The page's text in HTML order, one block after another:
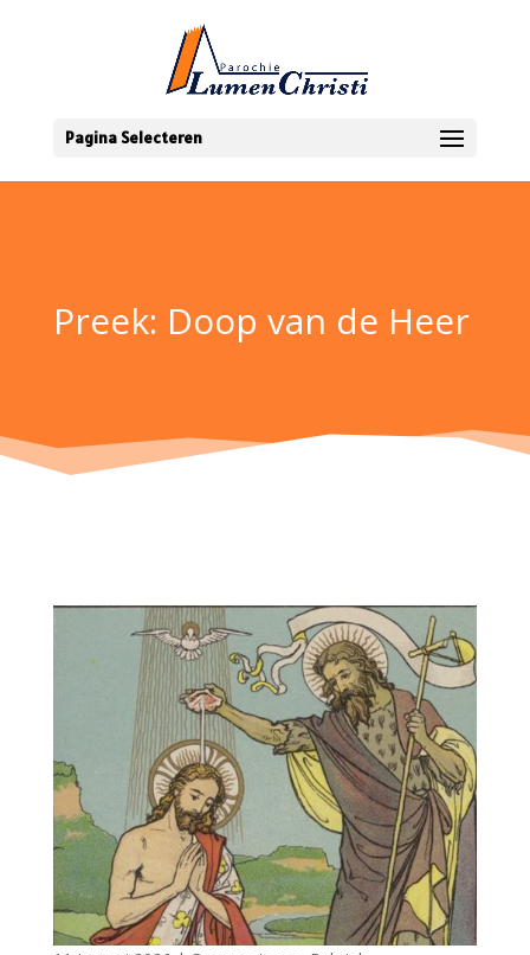
Pagina Selecteren
Preek: Doop van de Heer